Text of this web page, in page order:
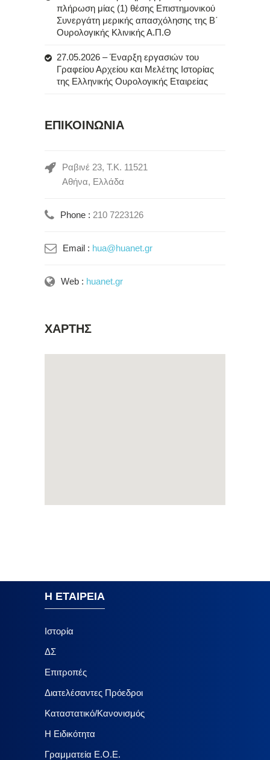
πλήρωση μίας (1) θέσης Επιστημονικού
Συνεργάτη μερικής απασχόλησης της Β΄
Ουρολογικής Κλινικής Α.Π.Θ
27.05.2026 – Έναρξη εργασιών του
Γραφείου Αρχείου και Μελέτης Ιστορίας
της Ελληνικής Ουρολογικής Εταιρείας
ΕΠΙΚΟΙΝΩΝΙΑ
Ραβινέ 23, Τ.Κ. 11521
Αθήνα, Ελλάδα
Phone : 210 7223126
Email : hua@huanet.gr
Web : huanet.gr
ΧΑΡΤΗΣ
Η ΕΤΑΙΡΕΙΑ
Ιστορία
ΔΣ
Επιτροπές
Διατελέσαντες Πρόεδροι
Καταστατικό/Κανονισμός
Η Ειδικότητα
Γραμματεία Ε.Ο.Ε.